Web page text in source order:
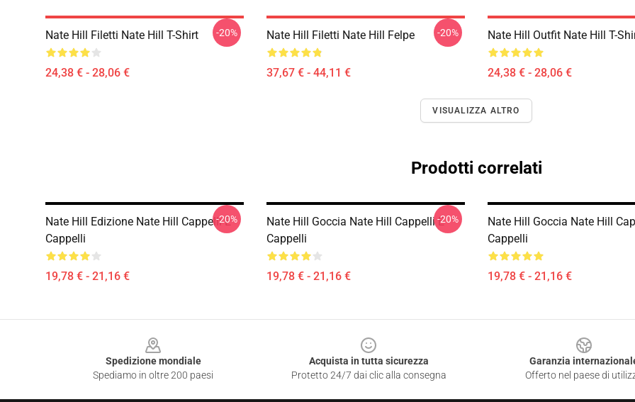
Nate Hill Filetti Nate Hill T-Shirt
24,38 € - 28,06 €
-20% Nate Hill Filetti Nate Hill Felpe
37,67 € - 44,11 €
-20% Nate Hill Outfit Nate Hill T-
24,38 € - 28,06 €
VISUALIZZA ALTRO
Prodotti correlati
Nate Hill Edizione Nate Hill Cappelli E
Cappelli
19,78 € - 21,16 €
-20%
Nate Hill Goccia Nate Hill Cappelli E
Cappelli
19,78 € - 21,16 €
-20%
Nate Hill Goccia Nate Hill
Cappelli
19,78 € - 21,16 €
Spedizione mondiale
Spediamo in oltre 200 paesi
Acquista in tutta sicurezza
Protetto 24/7 dai clic alla consegna
Garanzia
Offerto nel paese di